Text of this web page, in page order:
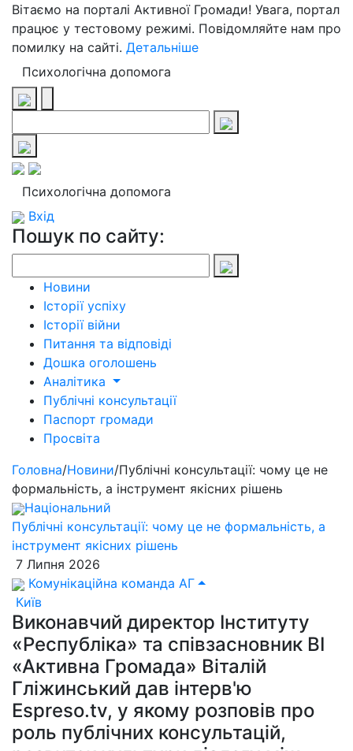
Вітаємо на порталі Активної Громади! Увага, портал
працює у тестовому режимі. Повідомляйте нам про
помилку на сайті. Детальніше
Психологічна допомога
Психологічна допомога
Вхід
Пошук по сайту:
Новини
Історії успіху
Історії війни
Питання та відповіді
Дошка оголошень
Аналітика
Публічні консультації
Паспорт громади
Просвіта
Головна/Новини/Публічні консультації: чому це не
формальність, а інструмент якісних рішень
Національний
Публічні консультації: чому це не формальність, а
інструмент якісних рішень
7 Липня 2026
Комунікаційна команда АГ
Київ
Виконавчий директор Інституту
«Республіка» та співзасновник ВІ
«Активна Громада» Віталій
Гліжинський дав інтерв'ю
Espreso.tv, у якому розповів про
роль публічних консультацій,